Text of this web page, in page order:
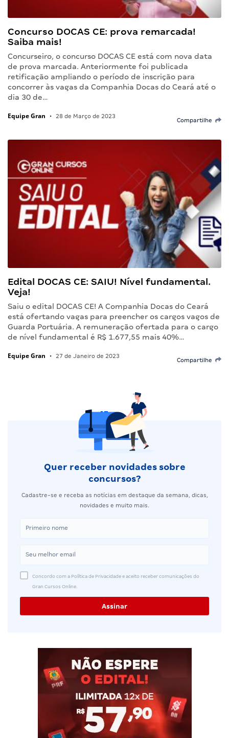
Concurso DOCAS CE: prova remarcada!
Saiba mais!
Concurseiro, o concurso DOCAS CE está com nova data
de prova marcada. Anteriormente foi publicada
retificação ampliando o período de inscrição para
concorrer às vagas da Companhia Docas do Ceará até o
dia 30 de…
Equipe Gran • 28 de Março de 2023
Compartilhe
Edital DOCAS CE: SAIU! Nível fundamental.
Veja!
Saiu o edital DOCAS CE! A Companhia Docas do Ceará
está ofertando vagas para preencher os cargos vagos de
Guarda Portuária. A remuneração ofertada para o cargo
de nível fundamental é R$ 1.677,55 mais 40%…
Equipe Gran • 27 de Janeiro de 2023
Compartilhe
Quer receber novidades sobre
concursos?
Cadastre-se e receba as notícias em destaque da semana, dicas,
novidades e muito mais.
Concordo com a Política de Privacidade e aceito receber comunicações do
Gran Cursos Online.